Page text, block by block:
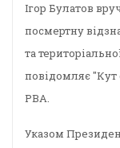
Ігор Булатов
посмертну
та
повідомляє "Кут
РВА.
Указом